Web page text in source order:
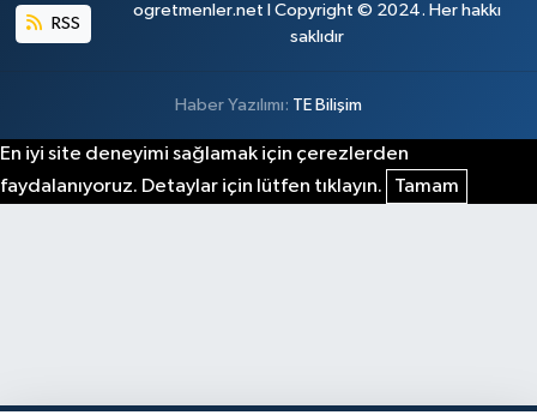
RSS
ogretmenler.net I Copyright © 2024. Her hakkı
saklıdır
Haber Yazılımı: TE Bilişim
En iyi site deneyimi sağlamak için çerezlerden
faydalanıyoruz. Detaylar için lütfen tıklayın.
Tamam